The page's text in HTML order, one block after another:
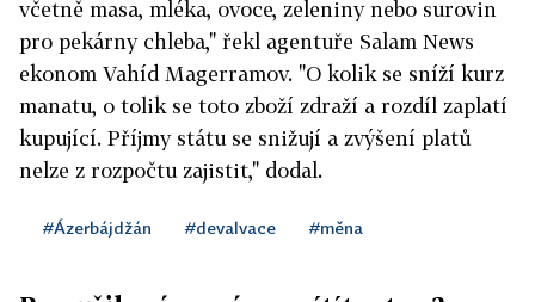
včetně masa, mléka, ovoce, zeleniny nebo surovin
pro pekárny chleba," řekl agentuře Salam News
ekonom Vahíd Magerramov. "O kolik se sníží kurz
manatu, o tolik se toto zboží zdraží a rozdíl zaplatí
kupující. Příjmy státu se snižují a zvýšení platů
nelze z rozpočtu zajistit," dodal.
#Ázerbájdžán #devalvace #měna